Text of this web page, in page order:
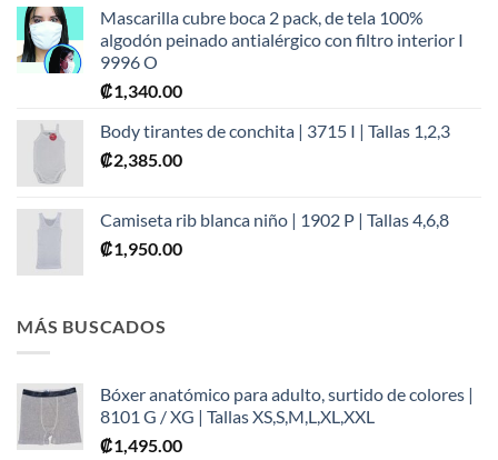
Mascarilla cubre boca 2 pack, de tela 100%
algodón peinado antialérgico con filtro interior I
9996 O
₡1,340.00
Body tirantes de conchita | 3715 I | Tallas 1,2,3
₡2,385.00
Camiseta rib blanca niño | 1902 P | Tallas 4,6,8
₡1,950.00
MÁS BUSCADOS
Bóxer anatómico para adulto, surtido de colores |
8101 G / XG | Tallas XS,S,M,L,XL,XXL
₡1,495.00